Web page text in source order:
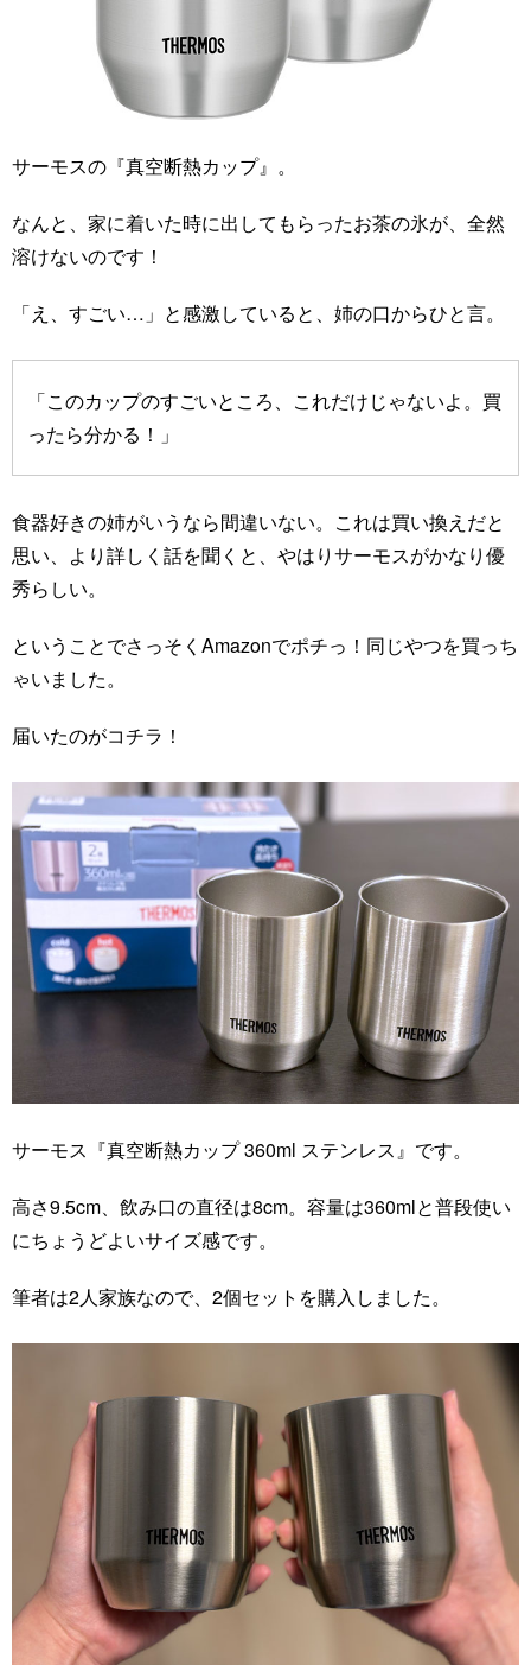
サーモスの『真空断熱カップ』。
なんと、家に着いた時に出してもらったお茶の氷が、全然
溶けないのです！
「え、すごい…」と感激していると、姉の口からひと言。
「このカップのすごいところ、これだけじゃないよ。買
ったら分かる！」
食器好きの姉がいうなら間違いない。これは買い換えだと
思い、より詳しく話を聞くと、やはりサーモスがかなり優
秀らしい。
ということでさっそくAmazonでポチっ！同じやつを買っち
ゃいました。
届いたのがコチラ！
サーモス『真空断熱カップ 360ml ステンレス』です。
高さ9.5cm、飲み口の直径は8cm。容量は360mlと普段使い
にちょうどよいサイズ感です。
筆者は2人家族なので、2個セットを購入しました。